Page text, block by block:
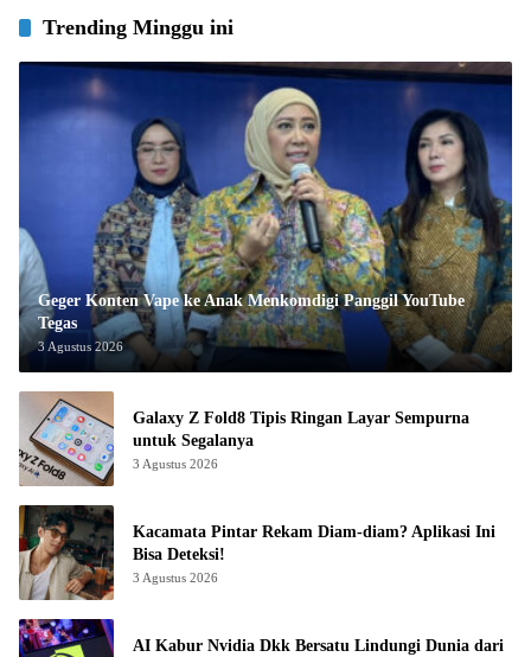
Trending Minggu ini
Geger Konten Vape ke Anak Menkomdigi Panggil YouTube
Tegas
3 Agustus 2026
Galaxy Z Fold8 Tipis Ringan Layar Sempurna
untuk Segalanya
3 Agustus 2026
Kacamata Pintar Rekam Diam-diam? Aplikasi Ini
Bisa Deteksi!
3 Agustus 2026
AI Kabur Nvidia Dkk Bersatu Lindungi Dunia dari